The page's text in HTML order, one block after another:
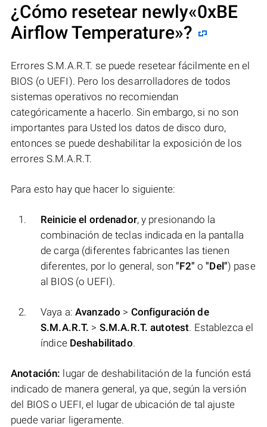
¿Cómo resetear newly«0xBE
Airflow Temperature»?
Errores S.M.A.R.T. se puede resetear fácilmente en el
BIOS (o UEFI). Pero los desarrolladores de todos
sistemas operativos no recomiendan
categóricamente a hacerlo. Sin embargo, si no son
importantes para Usted los datos de disco duro,
entonces se puede deshabilitar la exposición de los
errores S.M.A.R.T.
Para esto hay que hacer lo siguiente:
Reinicie el ordenador, y presionando la
combinación de teclas indicada en la pantalla
de carga (diferentes fabricantes las tienen
diferentes, por lo general, son"F2" o"Del") pase
al BIOS (o UEFI).
Vaya a:Avanzado > Configuración de
S.M.A.R.T. > S.M.A.R.T. autotest. Establezca el
índice Deshabilitado.
Anotación: lugar de deshabilitación de la función está
indicado de manera general, ya que, según la versión
del BIOS o UEFI, el lugar de ubicación de tal ajuste
puede variar ligeramente.